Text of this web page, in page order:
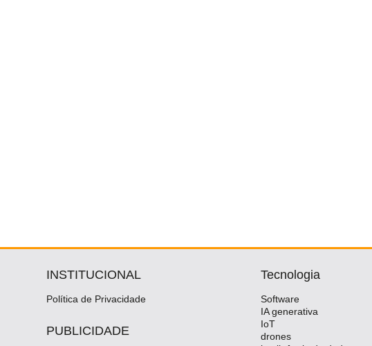
INSTITUCIONAL
Política de Privacidade
PUBLICIDADE
Tecnologia
Software
IA generativa
IoT
drones